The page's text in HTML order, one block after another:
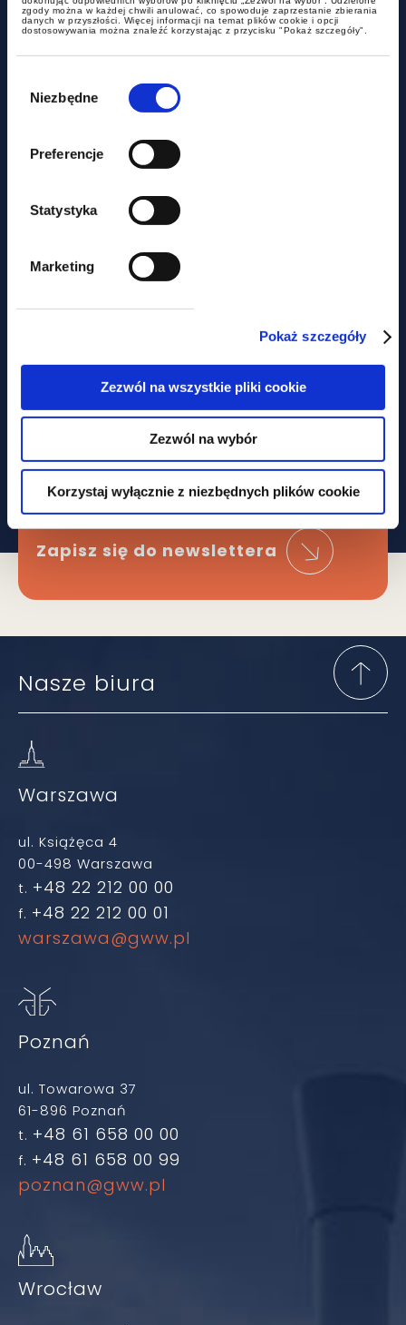
zgody można w każdej chwili anulować, co spowoduje zaprzestanie zbierania
danych w przyszłości. Więcej informacji na temat plików cookie i opcji
dostosowywania można znaleźć korzystając z przycisku "Pokaż szczegóły".
zgody
Niezbędne
Preferencje
Statystyka
Marketing
Pokaż szczegóły
Zezwól na wszystkie pliki cookie
Zezwól na wybór
Korzystaj wyłącznie z niezbędnych plików cookie
wiele innych – lipcowy
newsletter prawa pracy
dokumenty do pobrania
Proces Inwestycyjny 2/2026
Obawiasz się,
że ominą Cię
najważniejsze zmiany
W prawie?
Zapisz się do newslettera
Nasze biura
Warszawa
ul. Książęca 4
00-498 Warszawa
t. +48 22 212 00 00
f. +48 22 212 00 01
warszawa@gww.pl
Poznań
ul. Towarowa 37
61-896 Poznań
t. +48 61 658 00 00
f. +48 61 658 00 99
poznan@gww.pl
Wrocław